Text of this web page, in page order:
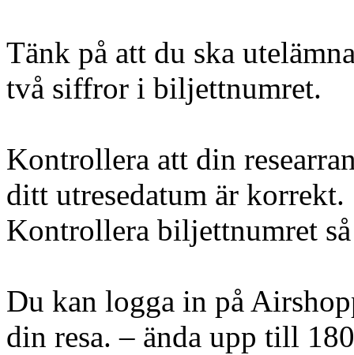
Tänk på att du ska
två siffror i biljettnumret.
Kontrollera att din
ditt utresedatum är korrekt.
Kontrollera biljettnumret
Du kan logga in på
din resa. – ända upp till